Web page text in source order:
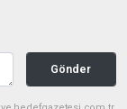
Gönder